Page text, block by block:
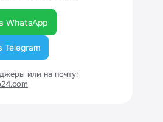
WhatsApp
Telegram
или на почту: